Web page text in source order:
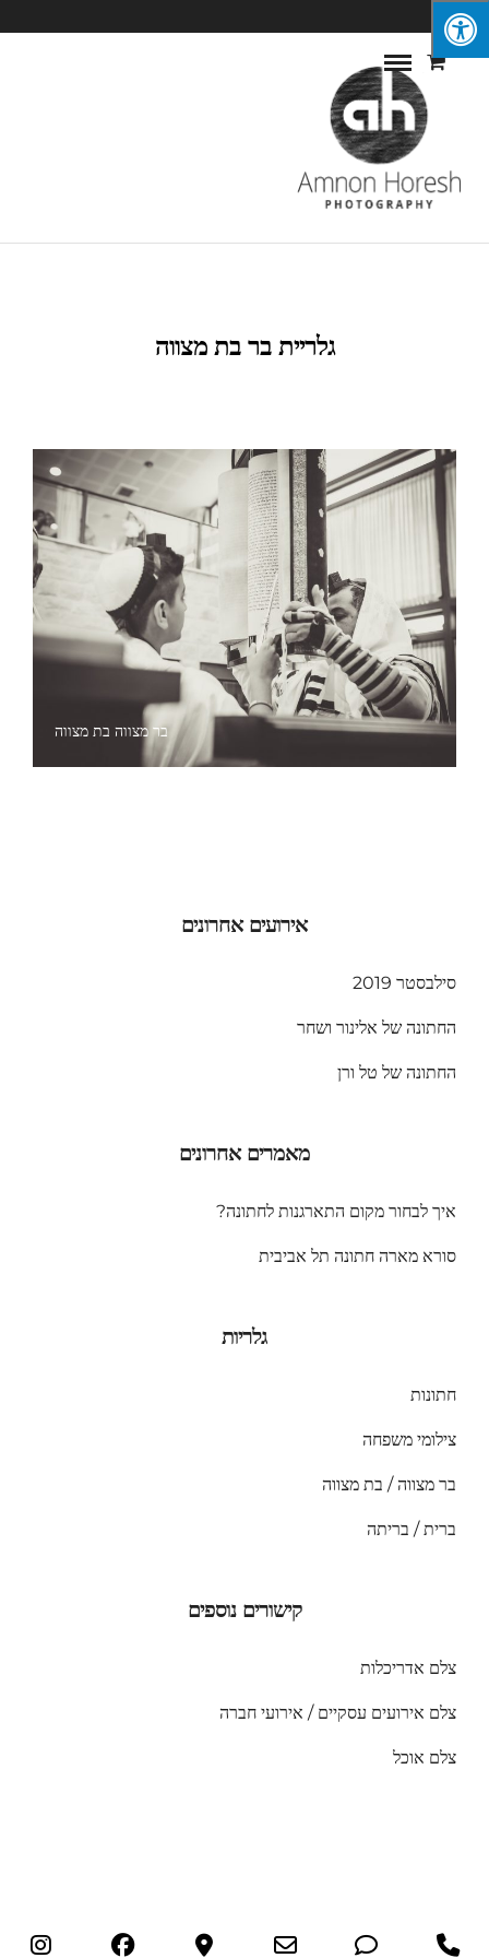
גלריית בר בת מצווה
בר מצווה בת מצווה
אירועים אחרונים
סילבסטר 2019
החתונה של אלינור ושחר
החתונה של טל ורן
מאמרים אחרונים
איך לבחור מקום התארגנות לחתונה?
סורא מארה חתונה תל אביבית
גלריות
חתונות
צילומי משפחה
בר מצווה / בת מצווה
ברית / בריתה
קישורים נוספים
צלם אדריכלות
צלם אירועים עסקיים / אירועי חברה
צלם אוכל
© כל הזכויות שמורות לאמנון חורש | צלם 2025 054-4306600
Phone
Phone
Email
Google